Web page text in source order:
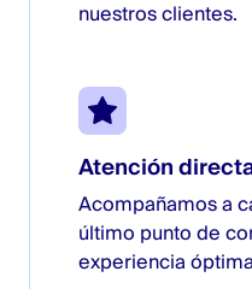
nuestros clientes.
Atención
Acompañamos a
último punto de
experiencia